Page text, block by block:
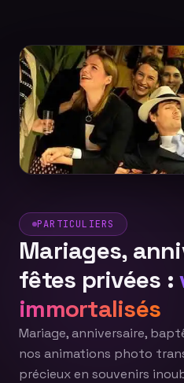
PARTICULIERS
Mariages,
fêtes privées :
immortalisés
Mariage, anniversaire,
nos animations photo
précieux en souvenirs